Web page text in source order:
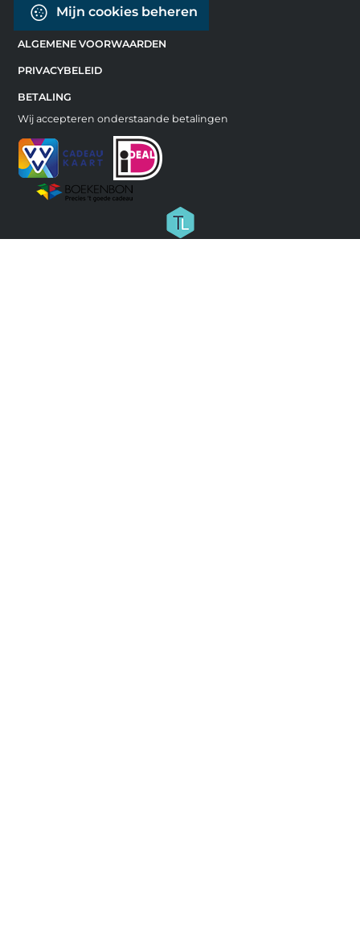
Mijn cookies beheren
ALGEMENE VOORWAARDEN
PRIVACYBELEID
BETALING
Wij accepteren onderstaande betalingen